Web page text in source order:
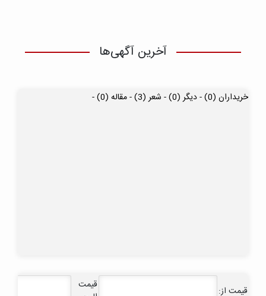
آخرین آگهی‌ها
خریداران (0) - دیگر (0) - شعر (3) - مقاله (0) -
قیمت از:
قیمت